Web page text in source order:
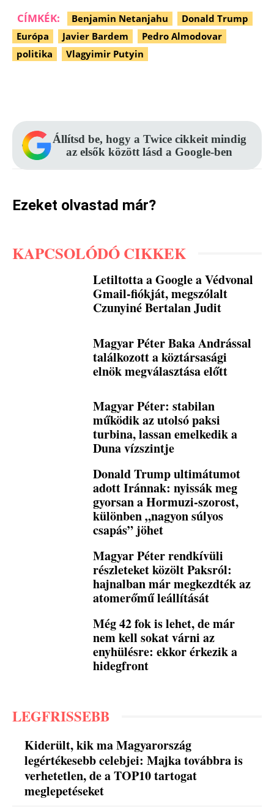
CÍMKÉK: Benjamin Netanjahu
Donald Trump
Európa
Javier Bardem
Pedro Almodovar
politika
Vlagyimir Putyin
Állítsd be, hogy a Twice cikkeit mindig
az elsők között lásd a Google-ben
Ezeket olvastad már?
KAPCSOLÓDÓ CIKKEK
Letiltotta a Google a Védvonal
Gmail-fiókját, megszólalt
Czunyiné Bertalan Judit
Magyar Péter Baka Andrással
találkozott a köztársasági
elnök megválasztása előtt
Magyar Péter: stabilan
működik az utolsó paksi
turbina, lassan emelkedik a
Duna vízszintje
Donald Trump ultimátumot
adott Iránnak: nyissák meg
gyorsan a Hormuzi-szorost,
különben „nagyon súlyos
csapás” jöhet
Magyar Péter rendkívüli
részleteket közölt Paksról:
hajnalban már megkezdték az
atomerőmű leállítását
Még 42 fok is lehet, de már
nem kell sokat várni az
enyhülésre: ekkor érkezik a
hidegfront
LEGFRISSEBB
Kiderült, kik ma Magyarország
legértékesebb celebjei: Majka továbbra is
verhetetlen, de a TOP10 tartogat
meglepetéseket